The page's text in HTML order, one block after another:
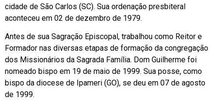
cidade de São Carlos (SC). Sua ordenação presbiteral
aconteceu em 02 de dezembro de 1979.
Antes de sua Sagração Episcopal, trabalhou como Reitor e
Formador nas diversas etapas de formação da congregação
dos Missionários da Sagrada Família. Dom Guilherme foi
nomeado bispo em 19 de maio de 1999. Sua posse, como
bispo da diocese de Ipameri (GO), se deu em 07 de agosto
de 1999.